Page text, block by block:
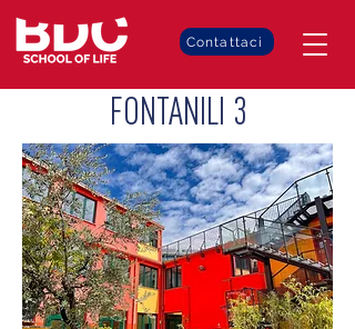
Contattaci
FONTANILI 3